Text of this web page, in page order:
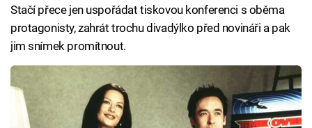
Stačí přece jen uspořádat tiskovou konferenci s oběma
protagonisty, zahrát trochu divadýlko před novináři a pak
jim snímek promítnout.